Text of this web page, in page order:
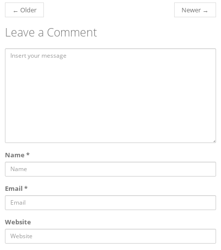
← Older Newer →
Leave a Comment
Name *
Email *
Website